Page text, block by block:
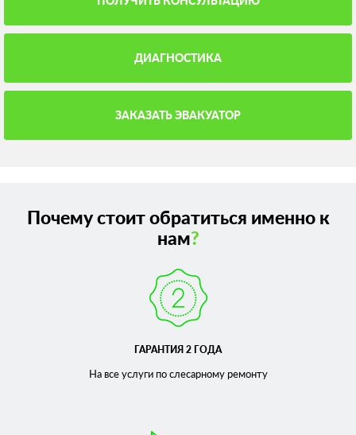
ДИАГНОСТИКА
ЗАКАЗАТЬ ЭВАКУАТОР
Почему стоит обратиться именно к
нам?
ГАРАНТИЯ 2 ГОДА
На все услуги по слесарномуремонту